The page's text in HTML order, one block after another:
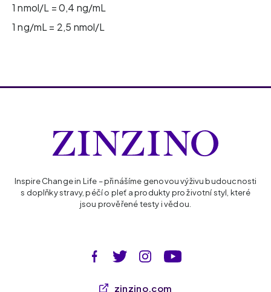
1 nmol/L = 0,4 ng/mL
1 ng/mL = 2,5 nmol/L
Inspire Change in Life – přinášíme genovou výživu budoucnosti
s doplňky stravy, péčí o pleť a produkty pro životní styl, které
jsou prověřené testy i vědou.
zinzino.com